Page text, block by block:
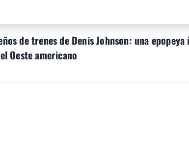
de trenes de Denis Johnson: una
Oeste americano